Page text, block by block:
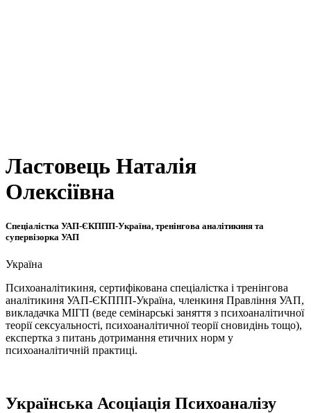
Ластовець Наталія
Олексіївна
Спеціалістка УАП-ЄКППП-Україна, тренінгова аналітикиня та
супервізорка УАП
Україна
Психоаналітикиня, сертифікована спеціалістка і тренінгова
аналітикиня УАП-ЄКППП-Україна, членкиня Правління УАП,
викладачка МІГП (веде семінарські заняття з психоаналітичної
теорії сексуальності, психоаналітичної теорії сновидінь тощо),
експертка з питань дотримання етичних норм у
психоаналітичній практиці.
Українська Асоціація Психоаналізу